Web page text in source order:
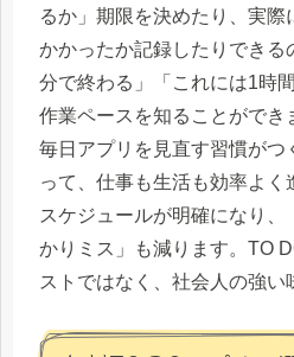
るか」期限を決めたり、実
かかったか記録したりできる
分で終わる」「これには1時
作業ペースを知ることができ
毎日アプリを見直す習慣がつ
って、仕事も生活も効率よ
スケジュールが明確になり、
かりミス」も減ります。TO
ストではなく、社会人の強い